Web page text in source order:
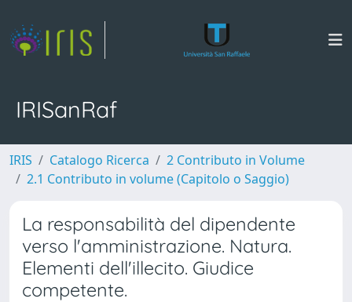
IRISanRaf
IRIS Catalogo Ricerca
2 Contributo in Volume
2.1 Contributo in volume (Capitolo o Saggio)
La responsabilità del dipendente
verso l'amministrazione. Natura.
Elementi dell'illecito. Giudice
competente.